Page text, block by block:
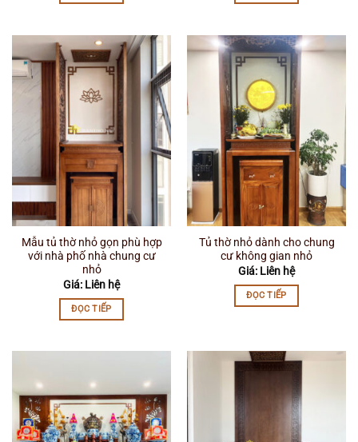
Mẫu tủ thờ nhỏ gọn phù hợp
với nhà phố nhà chung cư
nhỏ
Giá: Liên hệ
ĐỌC TIẾP
Tủ thờ nhỏ dành cho chung
cư không gian nhỏ
Giá: Liên hệ
ĐỌC TIẾP